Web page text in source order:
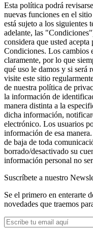
Esta política podrá
nuevas funciones en el
está sujeto a los siguientes
adelante, las
considera que usted acepta
Condiciones. Los cambios
claramente, por lo que
qué uso le damos y si será
visite este sitio
de nuestra política de
la información de
manera distinta a la
dicha información,
electrónico. Los usuarios
información de esa
de baja de toda
borrado/desactivado su
información personal no
Suscríbete a nuestro
Se el primero en enterarte
novedades que traemos